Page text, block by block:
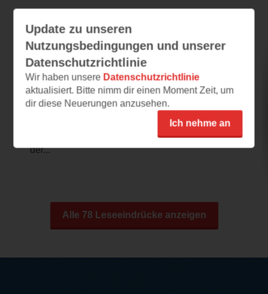
Leuchtende Schatten
31.07.2026 – 21:49
Wirkt interessant
Das Cover ansich hätte mich jetzt nicht
angesprochen oder Lust auf mehr gemacht. In
der...
Alle 78 Leseeindrücke anzeigen
Update zu unseren
Nutzungsbedingungen und unserer
Datenschutzrichtlinie
Wir haben unsere Datenschutzrichtlinie
aktualisiert. Bitte nimm dir einen Moment Zeit, um
dir diese Neuerungen anzusehen.
Ich nehme an